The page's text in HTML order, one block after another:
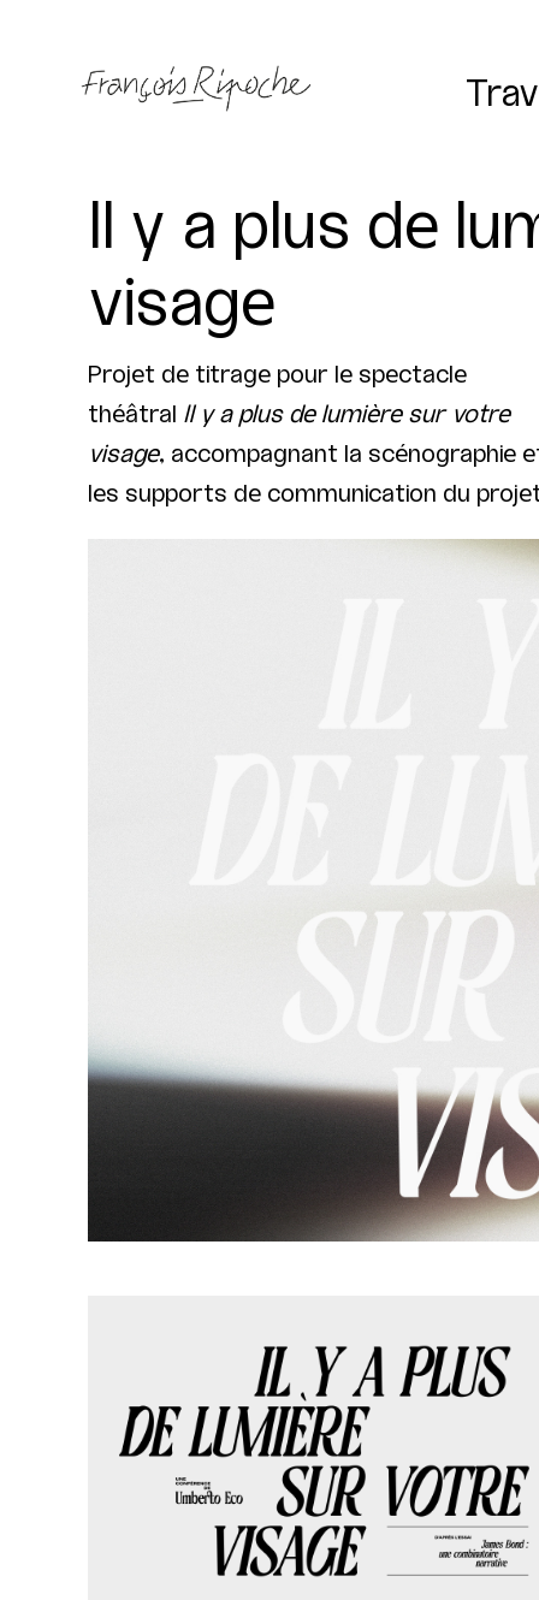
Il y a plus de
visage
Projet de titrage pour le spectacle
théâtral Il y a plus de lumière sur votre
visage, accompagnant la scénographie
les supports de communication du